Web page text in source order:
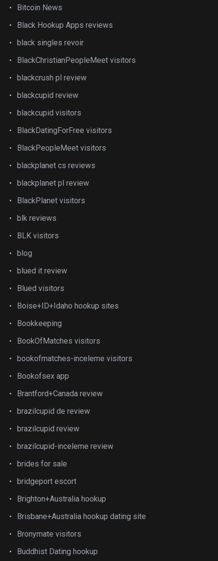
Bitcoin News
Black Hookup Apps reviews
black singles revoir
BlackChristianPeopleMeet visitors
blackcrush pl review
blackcupid review
blackcupid visitors
BlackDatingForFree visitors
BlackPeopleMeet visitors
blackplanet cs reviews
blackplanet pl review
BlackPlanet visitors
blk reviews
BLK visitors
blog
blued it review
Blued visitors
Boise+ID+Idaho hookup sites
Bookkeeping
BookOfMatches visitors
bookofmatches-inceleme visitors
Bookofsex app
Brantford+Canada review
brazilcupid de review
brazilcupid review
brazilcupid-inceleme review
brides for sale
bridgeport escort
Brighton+Australia hookup
Brisbane+Australia hookup dating site
Bronymate visitors
Buddhist Dating hookup